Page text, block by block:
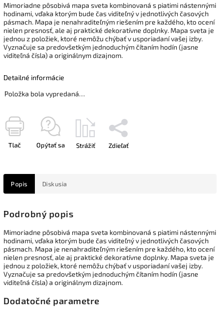
Položka bola vypredaná…
Mimoriadne pôsobivá mapa sveta kombinovaná s piatimi nástennými
hodinami, vďaka ktorým bude čas viditeľný v jednotlivých časových
pásmach. Mapa je nenahraditeľným riešením pre každého, kto ocení
nielen presnosť, ale aj praktické dekoratívne doplnky. Mapa sveta je
jednou z položiek, ktoré nemôžu chýbať v usporiadaní vašej izby.
Vyznačuje sa predovšetkým jednoduchým čítaním hodín (jasne
viditeľná čísla) a originálnym dizajnom.
Detailné informácie
Tlač Opýtať sa Strážiť Zdieľať
Popis Diskusia
Podrobný popis
Mimoriadne pôsobivá mapa sveta kombinovaná s piatimi nástennými
hodinami, vďaka ktorým bude čas viditeľný v jednotlivých časových
pásmach. Mapa je nenahraditeľným riešením pre každého, kto ocení
nielen presnosť, ale aj praktické dekoratívne doplnky. Mapa sveta je
jednou z položiek, ktoré nemôžu chýbať v usporiadaní vašej izby.
Vyznačuje sa predovšetkým jednoduchým čítaním hodín (jasne
viditeľná čísla) a originálnym dizajnom.
Dodatočné parametre